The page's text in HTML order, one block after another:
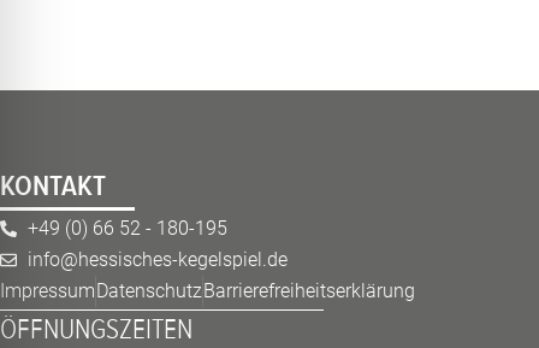
KONTAKT
+49 (0) 66 52 - 180-195
info@hessisches-kegelspiel.de
ImpressumDatenschutzBarrierefreiheitserklärung
ÖFFNUNGSZEITEN